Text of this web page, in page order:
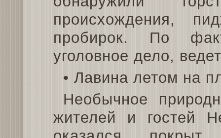
происхождения,
пробирок. По
уголовное дело,
• Лавина летом на
Необычное
жителей и гостей